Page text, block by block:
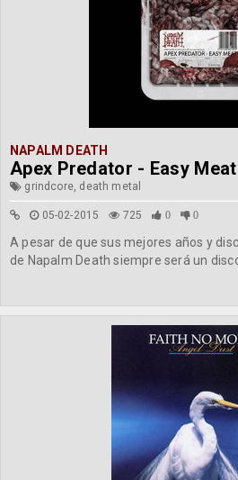
NAPALM DEATH
Apex Predator - Easy Meat
grindcore, death metal
05-02-2015 725 0 0
A pesar de que sus mejores años y
de Napalm Death siempre será un